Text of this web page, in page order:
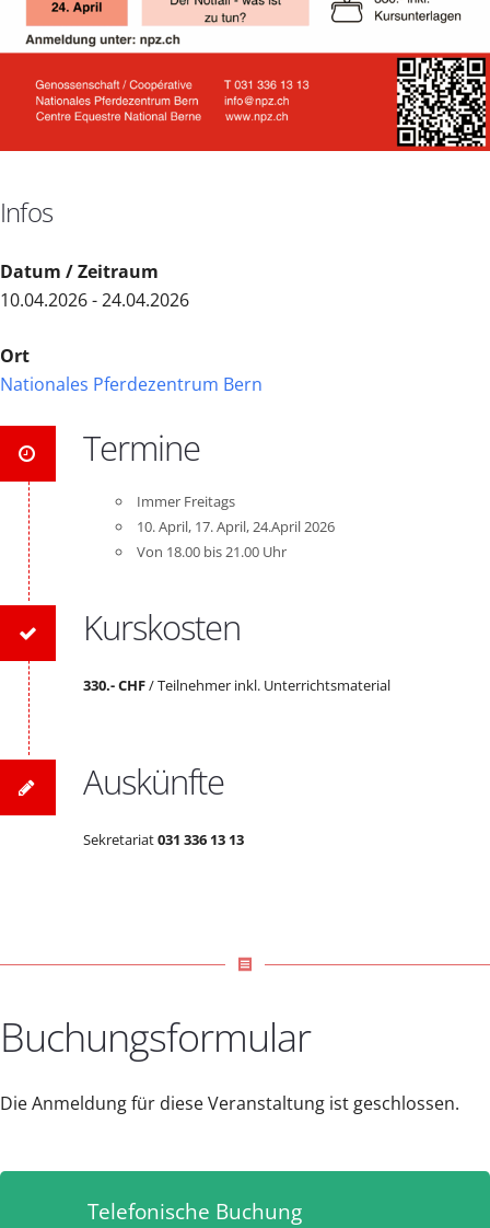
Infos
Datum / Zeitraum
10.04.2026 - 24.04.2026
Ort
Nationales Pferdezentrum Bern
Termine
Immer Freitags
10. April, 17. April, 24.April 2026
Von 18.00 bis 21.00 Uhr
Kurskosten
330.- CHF/ Teilnehmer inkl. Unterrichtsmaterial
Auskünfte
Sekretariat031 336 13 13
receipt
Buchungsformular
Die Anmeldung für diese Veranstaltung ist geschlossen.
Telefonische Buchung